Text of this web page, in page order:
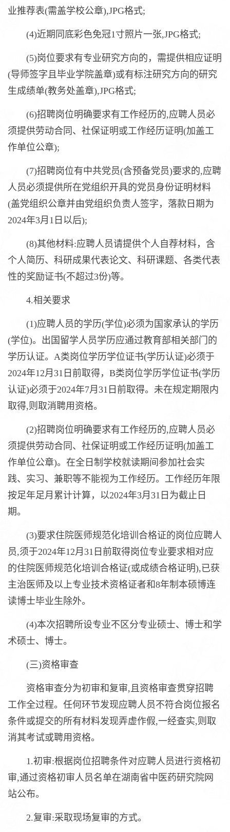
业推荐表(需盖学校公章),JPG格式;
(4)近期同底彩色免冠1寸照片一张,JPG格式;
(5)岗位要求有专业研究方向的，需提供相应证明
(导师签字且毕业学院盖章)或有标注研究方向的研究
生成绩单(教务处盖章),JPG格式;
(6)招聘岗位明确要求有工作经历的,应聘人员必
须提供劳动合同、社保证明或工作经历证明(加盖工
作单位公章);
(7)招聘岗位有中共党员(含预备党员)要求的,应聘
人员必须提供所在党组织开具的党员身份证明材料
(盖党组织公章并由党组织负责人签字，落款日期为
2024年3月1日以后);
(8)其他材料:应聘人员请提供个人自荐材料，含
个人简历、科研成果代表论文、科研课题、各类代表
性的奖励证书(不超过3份)等。
4.相关要求
(1)应聘人员的学历(学位)必须为国家承认的学历
(学位)。出国留学人员学历应通过教育部相关部门的
学历认证。A类岗位学历学位证书(学历认证)必须于
2024年12月31日前取得，B类岗位学历学位证书(学历
认证)必须于2024年7月31日前取得。未在规定期限内
取得,则取消聘用资格。
(2)招聘岗位明确要求有工作经历的,应聘人员必
须提供劳动合同、社保证明或工作经历证明(加盖工
作单位公章)。在全日制学校就读期间参加社会实
践、实习、兼职等不能视为工作经历。工作经历年限
按足年足月累计计算，以2024年3月31日为截止日
期。
(3)要求住院医师规范化培训合格证的岗位应聘人
员,须于2024年12月31日前取得岗位专业要求相对应
的住院医师规范化培训合格证(或成绩合格证明),已获
主治医师及以上专业技术资格证者和8年制本硕博连
读博士毕业生除外。
(4)本次招聘所设专业不区分专业硕士、博士和学
术硕士、博士。
(三)资格审查
资格审查分为初审和复审,且资格审查贯穿招聘
工作全过程。任何环节发现应聘人员不符合岗位报名
条件或提交的所有材料发现弄虚作假,一经查实,则取
消其考试或聘用资格。
1.初审:根据岗位招聘条件对应聘人员进行资格初
审,通过资格初审人员名单在湖南省中医药研究院网
站公布。
2.复审:采取现场复审的方式。